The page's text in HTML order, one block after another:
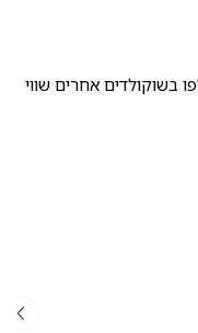
בשוקולדים אחרים שווי